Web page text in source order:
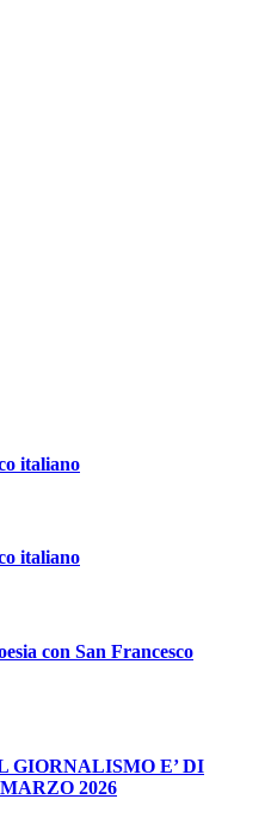
italiano
italiano
con San Francesco
GIORNALISMO E’ DI
2026